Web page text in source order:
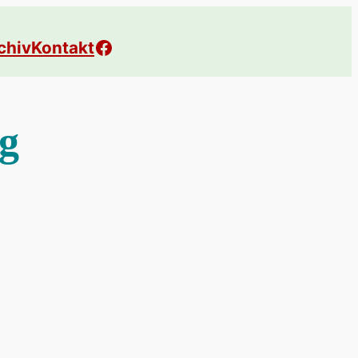
KontaktFacebook